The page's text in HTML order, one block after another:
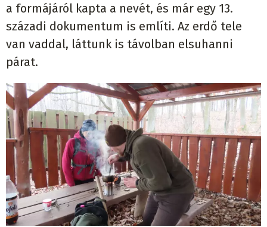
a formájáról kapta a nevét, és már egy 13.
századi dokumentum is említi. Az erdő tele
van vaddal, láttunk is távolban elsuhanni
párat.